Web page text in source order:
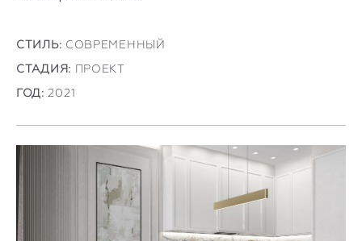
СТИЛЬ: СОВРЕМЕННЫЙ
СТАДИЯ: ПРОЕКТ
ГОД: 2021